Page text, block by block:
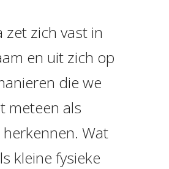
zet zich vast in
en uit zich op
die we
meteen als
Wat
kleine fysieke